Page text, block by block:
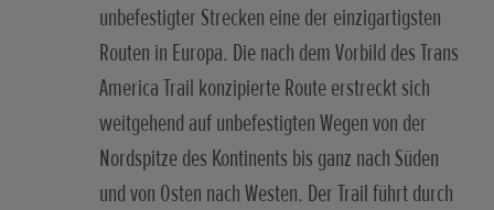
unbefestigter Strecken eine der einzigartigsten
Routen in Europa. Die nach dem Vorbild des Trans
America Trail konzipierte Route erstreckt sich
weitgehend auf unbefestigten Wegen von der
Nordspitze des Kontinents bis ganz nach Süden
und von Osten nach Westen. Der Trail führt durch